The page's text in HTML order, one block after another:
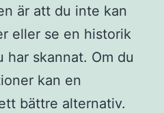
är att du inte kan
eller se en historik
har skannat. Om du
kan en
bättre alternativ.